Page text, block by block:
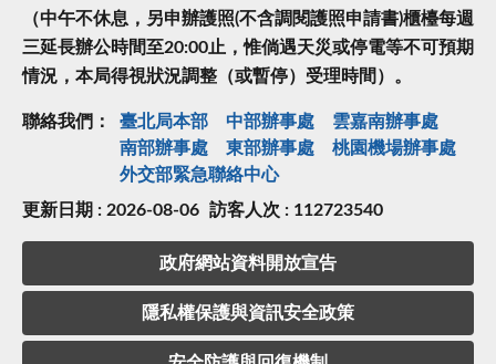
（中午不休息，另申辦護照(不含調閱護照申請書)櫃檯每週
三延長辦公時間至20:00止，惟倘遇天災或停電等不可預期
情況，本局得視狀況調整（或暫停）受理時間）。
聯絡我們： 臺北局本部 中部辦事處
雲嘉南辦事處
南部辦事處
東部辦事處
桃園機場辦事處
外交部緊急聯絡中⼼
更新日期 : 2026-08-06 訪客人次 : 112723540
政府網站資料開放宣告
隱私權保護與資訊安全政策